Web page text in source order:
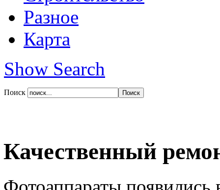
Разное
Карта
Show Search
Поиск
Качественный